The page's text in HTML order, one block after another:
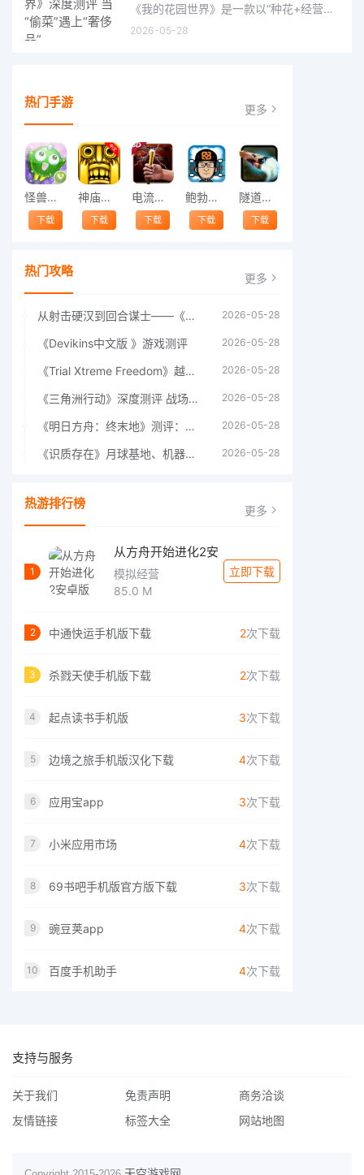
《我的花园世界》是一款以“种花+经营+社交”为核心的模拟经营类手游。游戏将玩家置于一个古风花园环境中，扮
2026-05-28
热门手游 更多
怪兽跳跃
下载
神庙逃亡中文版
下载
电流急急棒
下载
鲍勃的梦境
下载
隧道逃脱
下载
热门攻略 更多
从射击硬汉到回合谋士——《战争机器：战略版》如何演绎另一位猛男的传奇 2026-05-28
《Devikins中文版 》游戏测评 2026-05-28
《Trial Xtreme Freedom》越野摩托车测评总结 2026-05-28
《三角洲行动》深度测评 战场上的野心与裂痕 2026-05-28
《明日方舟：终末地》测评：于荒芜之中，重建文明 2026-05-28
《识质存在》月球基地、机器人女孩多年来最佳射击游戏 2026-05-28
热游排行榜 更多
1
从方舟开始进化2安
模拟经营
85.0 M
立即下载
2 中通快运手机版下载 2次下载
3 杀戮天使手机版下载 2次下载
4 起点读书手机版 3次下载
5 边境之旅手机版汉化下载 4次下载
6 应用宝app 3次下载
7 小米应用市场 4次下载
8 69书吧手机版官方版下载 3次下载
9 豌豆荚app 4次下载
10 百度手机助手 4次下载
支持与服务
关于我们 免责声明
商务洽谈
友情链接
标签大全 网站地图